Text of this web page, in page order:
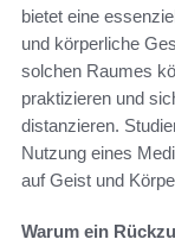
bietet eine
und körperliche
solchen Raumes
praktizieren und
distanzieren.
Nutzung eines
auf Geist und
Warum ein